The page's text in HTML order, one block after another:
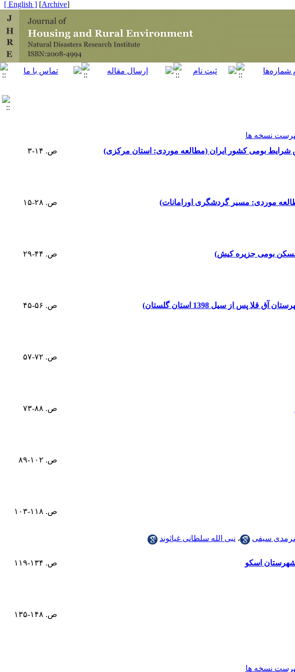
[
Archive
]
[ English ]
نسخه ها
شرایط بومی کشور ایران (مطالعه موردی: استان مرکزی)
ص. ۱۴-۳
موردی: مسیر گردشگری اورامانات)
ص. ۲۸-۱۵
مسکن بومی جزیره کیش)
ص. ۴۴-۲۹
از سیل 1398 استان گلستان)
ص. ۵۶-۴۵
ص. ۷۲-۵۷
ص. ۸۸-۷۳
ص. ۱۰۲-۸۹
ص. ۱۱۸-۱۰۳
سیفی ، نبی الله سلطانی غیاثوند
اسکو
ص. ۱۳۴-۱۱۹
ص. ۱۴۸-۱۳۵
نسخه ها